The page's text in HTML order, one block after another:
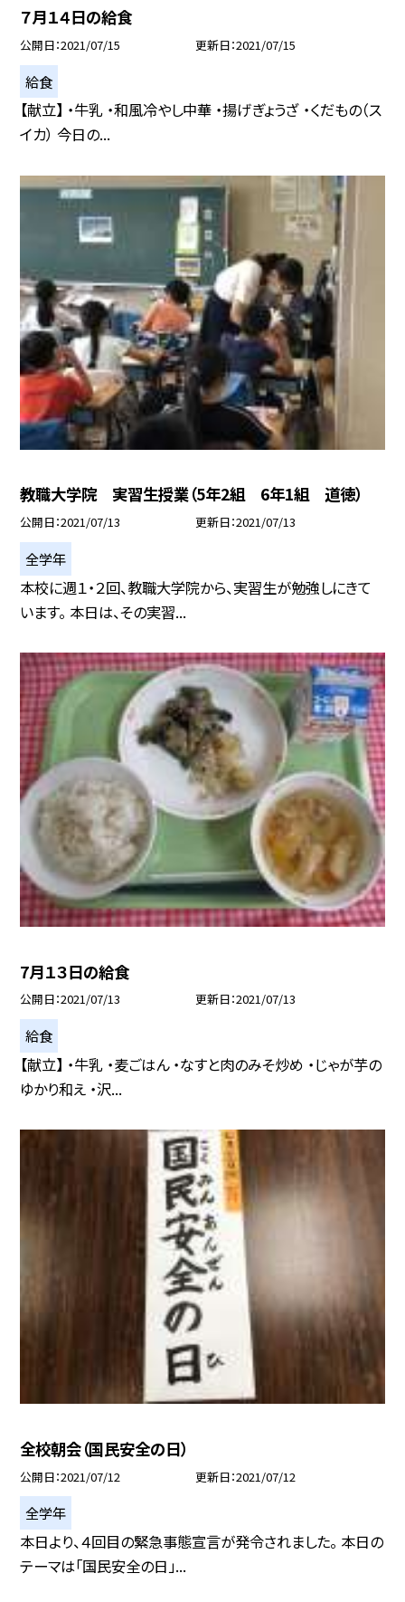
７月１４日の給食
公開日 2021/07/15 更新日 2021/07/15
給食
【献立】 ・牛乳 ・和風冷やし中華 ・揚げぎょうざ ・くだもの（ス
イカ） 今日の...
教職大学院 実習生授業（5年2組 6年1組 道徳）
公開日 2021/07/13 更新日 2021/07/13
全学年
本校に週１・２回、教職大学院から、実習生が勉強しにきて
います。 本日は、その実習...
7月１３日の給食
公開日 2021/07/13 更新日 2021/07/13
給食
【献立】 ・牛乳 ・麦ごはん ・なすと肉のみそ炒め ・じゃが芋の
ゆかり和え ・沢...
全校朝会（国民安全の日）
公開日 2021/07/12 更新日 2021/07/12
全学年
本日より、４回目の緊急事態宣言が発令されました。 本日の
テーマは「国民安全の日」...